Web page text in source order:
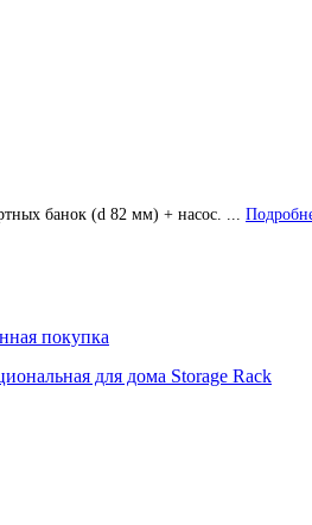
банок (d 82 мм) + насос. ...
покупка
для дома Storage Rack